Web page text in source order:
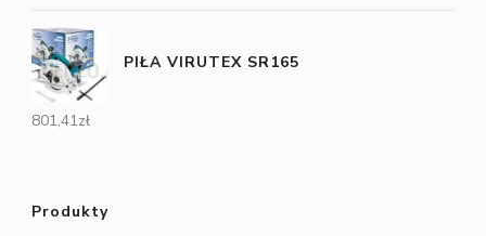
PIŁA VIRUTEX SR165
801,41zł
Produkty